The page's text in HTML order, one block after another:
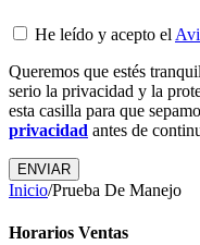
He leído y acepto el
Queremos que estés
serio la privacidad y la
esta casilla para que
privacidad antes de
ENVIAR
Inicio/Prueba De Manejo
Horarios Ventas